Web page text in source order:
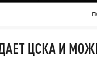
ЦСКА И